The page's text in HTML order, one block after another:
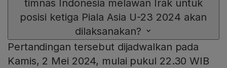
timnas Indonesia melawan Irak untuk
posisi ketiga Piala Asia U-23 2024 akan
dilaksanakan?
Pertandingan tersebut dijadwalkan pada
Kamis, 2 Mei 2024, mulai pukul 22.30 WIB